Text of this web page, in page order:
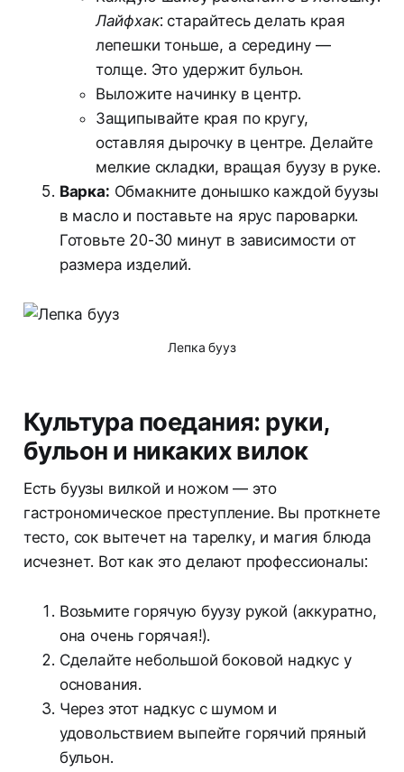
Лайфхак: старайтесь делать края
лепешки тоньше, а середину —
толще. Это удержит бульон.
Выложите начинку в центр.
Защипывайте края по кругу,
оставляя дырочку в центре. Делайте
мелкие складки, вращая буузу в руке.
Варка: Обмакните донышко каждой буузы
в масло и поставьте на ярус пароварки.
Готовьте 20-30 минут в зависимости от
размера изделий.
Лепка бууз
Культура поедания: руки,
бульон и никаких вилок
Есть буузы вилкой и ножом — это
гастрономическое преступление. Вы проткнете
тесто, сок вытечет на тарелку, и магия блюда
исчезнет. Вот как это делают профессионалы:
Возьмите горячую буузу рукой (аккуратно,
она очень горячая!).
Сделайте небольшой боковой надкус у
основания.
Через этот надкус с шумом и
удовольствием выпейте горячий пряный
бульон.